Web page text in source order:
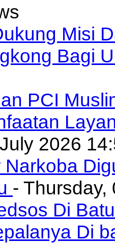
Misi
Bagi
PCI
2026
- Thursday,
Di
Di